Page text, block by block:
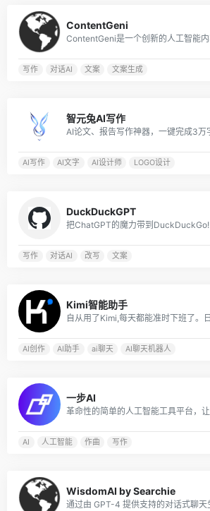
ContentGeni
写作 对话AI 文案 文案生成
智元兔AI写作
AI写作 AI文字 AI设计师 LOGO设计
DuckDuckGPT
把ChatGPT的魔力带到DuckDuckGo!
写作 对话AI 改写 文案
Kimi智能助手
AI创作 AI助手 ai聊天 AI聊天机器人
一步AI
AI 人工智能 作曲 写作
WisdomAI by Searchie